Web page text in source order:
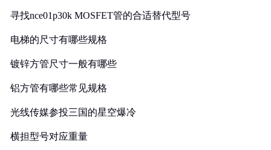
寻找nce01p30k MOSFET管的合适替代型号
电梯的尺寸有哪些规格
镀锌方管尺寸一般有哪些
铝方管有哪些常见规格
光线传媒参投三国的星空爆冷
横担型号对应重量